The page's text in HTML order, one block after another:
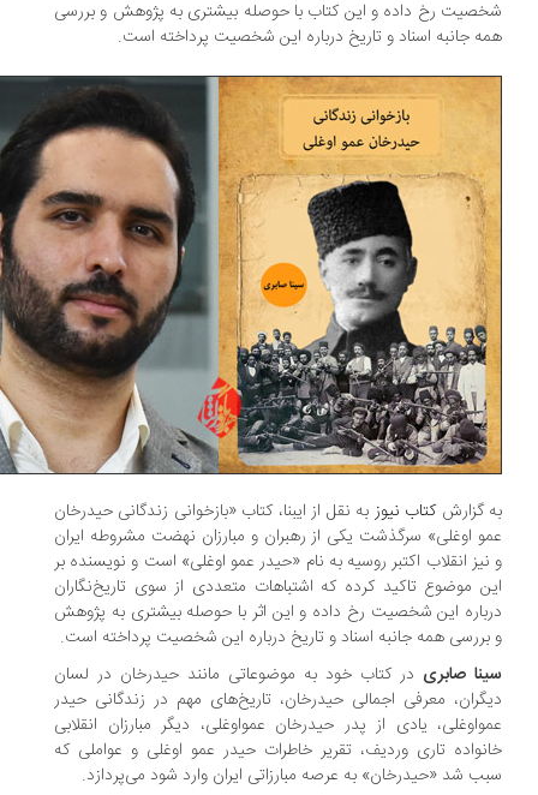
رخ داده و این کتاب با حوصله بیشتری به پژوهش و بررسی
جانبه اسناد و تاریخ درباره این شخصیت پرداخته است.
گزارشکتاب نیوزبه نقل از ایبنا، کتاب «بازخوانی زندگانی حیدرخان
اوغلی» سرگذشت یکی از رهبران و مبارزان نهضت مشروطه ایران
انقلاب اکتبر روسیه به نام «حیدر عمو اوغلی» است و نویسنده بر
موضوع تاکید کرده که اشتباهات متعددی از سوی تاریخ‌نگاران
این شخصیت رخ داده و این اثر با حوصله بیشتری به پژوهش
همه جانبه اسناد و تاریخ درباره این شخصیت پرداخته است.
صابری در کتاب خود به موضوعاتی مانند حیدرخان در لسان
معرفی اجمالی حیدرخان، تاریخ‌های مهم در زندگانی حیدر
یادی از پدر حیدرخان عمواوغلی، دیگر مبارزان انقلابی
تاری وردیف، تقریر خاطرات حیدر عمو اوغلی و عواملی که
شد «حیدرخان» به عرصه مبارزاتی ایران وارد شود می‌پردازد.